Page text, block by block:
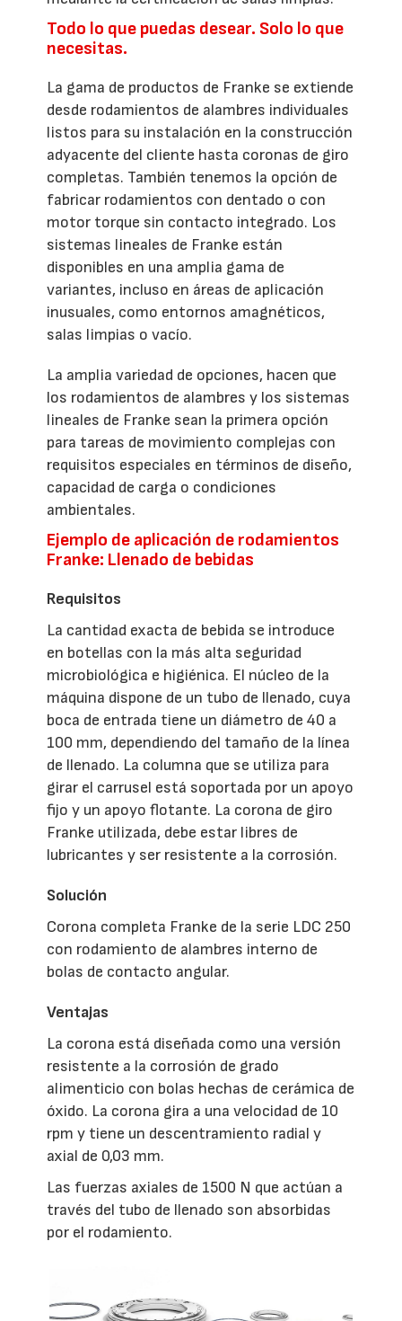
Todo lo que puedas desear. Solo lo que
necesitas.
La gama de productos de Franke se extiende
desde rodamientos de alambres individuales
listos para su instalación en la construcción
adyacente del cliente hasta coronas de giro
completas. También tenemos la opción de
fabricar rodamientos con dentado o con
motor torque sin contacto integrado. Los
sistemas lineales de Franke están
disponibles en una amplia gama de
variantes, incluso en áreas de aplicación
inusuales, como entornos amagnéticos,
salas limpias o vacío.
La amplia variedad de opciones, hacen que
los rodamientos de alambres y los sistemas
lineales de Franke sean la primera opción
para tareas de movimiento complejas con
requisitos especiales en términos de diseño,
capacidad de carga o condiciones
ambientales.
Ejemplo de aplicación de rodamientos
Franke: Llenado de bebidas
Requisitos
La cantidad exacta de bebida se introduce
en botellas con la más alta seguridad
microbiológica e higiénica. El núcleo de la
máquina dispone de un tubo de llenado, cuya
boca de entrada tiene un diámetro de 40 a
100 mm, dependiendo del tamaño de la línea
de llenado. La columna que se utiliza para
girar el carrusel está soportada por un apoyo
fijo y un apoyo flotante. La corona de giro
Franke utilizada, debe estar libres de
lubricantes y ser resistente a la corrosión.
Solución
Corona completa Franke de la serie LDC 250
con rodamiento de alambres interno de
bolas de contacto angular.
Ventajas
La corona está diseñada como una versión
resistente a la corrosión de grado
alimenticio con bolas hechas de cerámica de
óxido. La corona gira a una velocidad de 10
rpm y tiene un descentramiento radial y
axial de 0,03 mm.
Las fuerzas axiales de 1500 N que actúan a
través del tubo de llenado son absorbidas
por el rodamiento.